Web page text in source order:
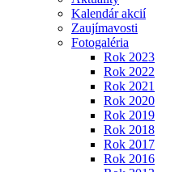
Kalendár akcií
Zaujímavosti
Fotogaléria
Rok 2023
Rok 2022
Rok 2021
Rok 2020
Rok 2019
Rok 2018
Rok 2017
Rok 2016